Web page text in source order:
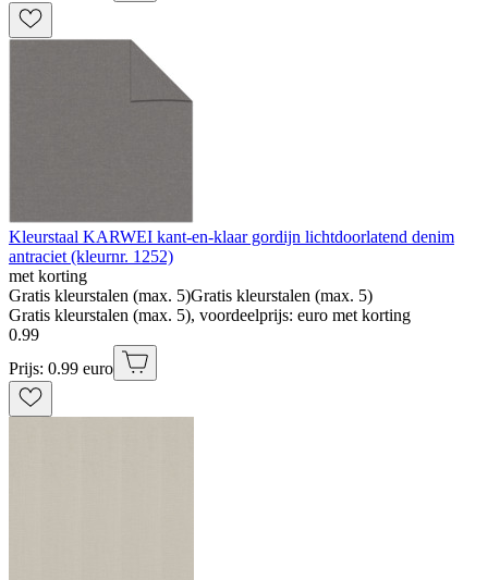
Kleurstaal KARWEI kant-en-klaar gordijn lichtdoorlatend denim
antraciet (kleurnr. 1252)
met korting
Gratis kleurstalen (max. 5)Gratis kleurstalen (max. 5)
Gratis kleurstalen (max. 5), voordeelprijs: euro met korting
0.99
Prijs: 0.99 euro